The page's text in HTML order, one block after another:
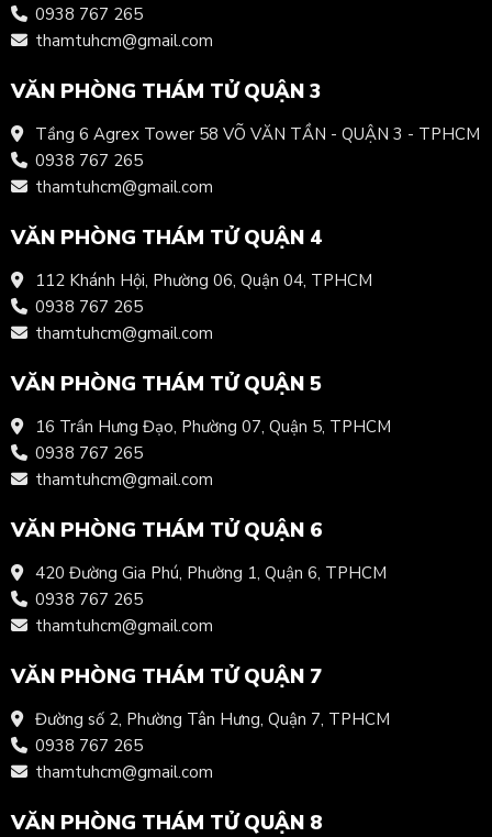
0938 767 265
thamtuhcm@gmail.com
VĂN PHÒNG THÁM TỬ QUẬN 3
Tầng 6 Agrex Tower 58 VÕ VĂN TẦN - QUẬN 3 - TPHCM
0938 767 265
thamtuhcm@gmail.com
VĂN PHÒNG THÁM TỬ QUẬN 4
112 Khánh Hội, Phường 06, Quận 04, TPHCM
0938 767 265
thamtuhcm@gmail.com
VĂN PHÒNG THÁM TỬ QUẬN 5
16 Trần Hưng Đạo, Phường 07, Quận 5, TPHCM
0938 767 265
thamtuhcm@gmail.com
VĂN PHÒNG THÁM TỬ QUẬN 6
420 Đường Gia Phú, Phường 1, Quận 6, TPHCM
0938 767 265
thamtuhcm@gmail.com
VĂN PHÒNG THÁM TỬ QUẬN 7
Đường số 2, Phường Tân Hưng, Quận 7, TPHCM
0938 767 265
thamtuhcm@gmail.com
VĂN PHÒNG THÁM TỬ QUẬN 8